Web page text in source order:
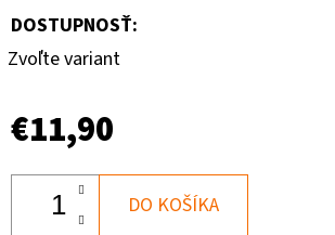
DOSTUPNOSŤ:
Zvoľte variant
€11,90
DO KOŠÍKA